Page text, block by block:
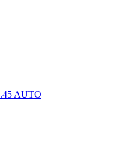
.45 AUTO